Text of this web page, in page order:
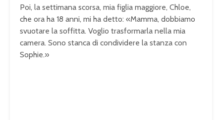
Poi, la settimana scorsa, mia figlia maggiore, Chloe,
che ora ha 18 anni, mi ha detto: «Mamma, dobbiamo
svuotare la soffitta. Voglio trasformarla nella mia
camera. Sono stanca di condividere la stanza con
Sophie.»